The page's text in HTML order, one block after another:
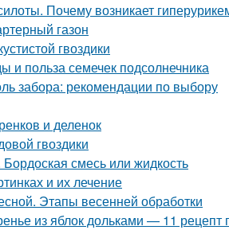
Почему возникает
газон
гвоздики
и польза семечек подсолнечника
забора: рекомендации по выбору
и деленок
гвоздики
смесь или жидкость
и их лечение
Этапы весенней обработки
из яблок дольками — 11 рецепт